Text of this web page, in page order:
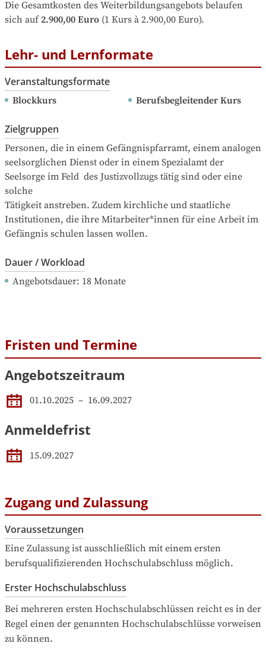
Die Gesamtkosten des Weiterbildungsangebots belaufen
sich auf 2.900,00 Euro (1 Kurs à 2.900,00 Euro).
Lehr- und Lernformate
Veranstaltungsformate
Blockkurs Berufsbegleitender Kurs
Zielgruppen
Personen, die in einem Gefängnispfarramt, einem analogen
seelsorglichen Dienst oder in einem Spezialamt der
Seelsorge im Feld  des Justizvollzugs tätig sind oder eine
solche
Tätigkeit anstreben. Zudem kirchliche und staatliche
Institutionen, die ihre Mitarbeiter*innen für eine Arbeit im
Gefängnis schulen lassen wollen.
Dauer / Workload
Angebotsdauer: 18 Monate
Fristen und Termine
Angebotszeitraum
01.10.2025 – 16.09.2027
Anmeldefrist
15.09.2027
Zugang und Zulassung
Voraussetzungen
Eine Zulassung ist ausschließlich mit einem ersten
berufsqualifizierenden Hochschulabschluss möglich.
Erster Hochschulabschluss
Bei mehreren ersten Hochschulabschlüssen reicht es in der
Regel einen der genannten Hochschulabschlüsse vorweisen
zu können.